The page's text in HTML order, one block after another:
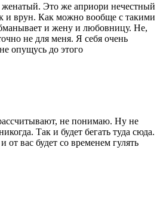
женатый. Это же априори нечестный
и врун. Как можно вообще с такими
и жену и любовницу. Не,
не для меня. Я себя очень
опущусь до этого
не понимаю. Ну не
Так и будет бегать туда сюда.
от вас будет со временем гулять